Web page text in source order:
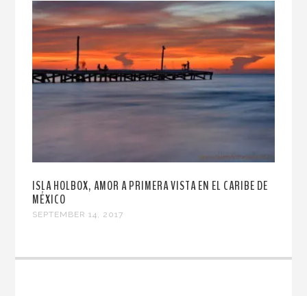
ISLA HOLBOX, AMOR A PRIMERA VISTA EN EL CARIBE DE
MÉXICO
SEPTEMBER 14, 2017